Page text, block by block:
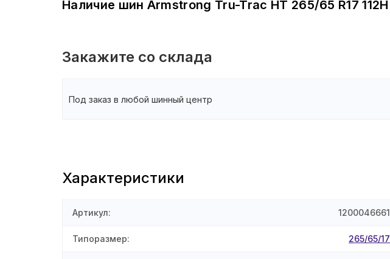
Наличие шин Armstrong Tru-Trac HT 265/65 R17 112H
Закажите со склада
Под заказ в любой шинный центр
Характеристики
Артикул: 1200046661
Типоразмер: 265/65/17